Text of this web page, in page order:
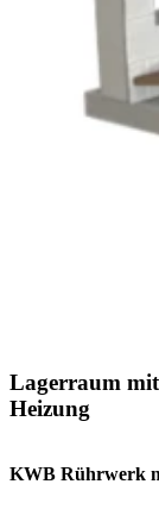
Lagerraum
Heizung
KWB Rührwerk